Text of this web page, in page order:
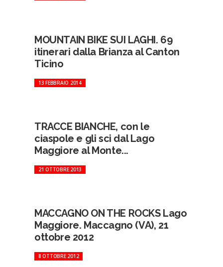
MOUNTAIN BIKE SUI LAGHI. 69
itinerari dalla Brianza al Canton
Ticino
13 FEBBRAIO 2014
TRACCE BIANCHE, con le
ciaspole e gli sci dal Lago
Maggiore al Monte...
21 OTTOBRE 2013
MACCAGNO ON THE ROCKS Lago
Maggiore. Maccagno (VA), 21
ottobre 2012
8 OTTOBRE 2012